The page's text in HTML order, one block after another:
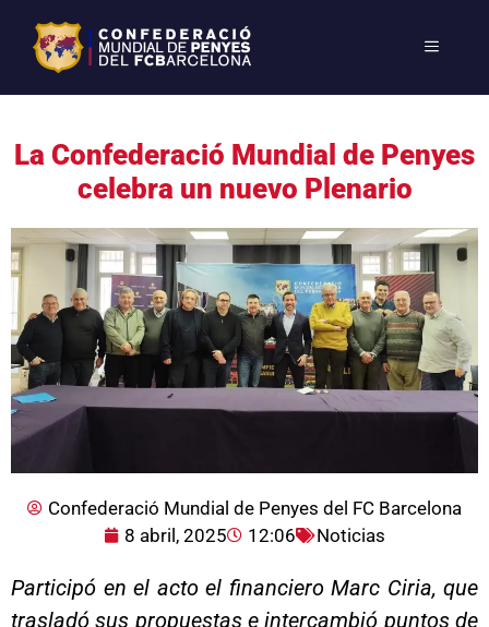
La Confederació Mundial de Penyes
celebra un nuevo Plenario
Confederació Mundial de Penyes del FC Barcelona
8 abril, 2025
12:06 Noticias
Participó en el acto el financiero Marc Ciria, que
trasladó sus propuestas e intercambió puntos de